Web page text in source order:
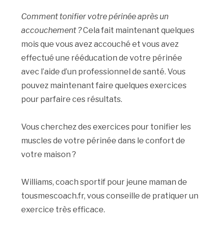
Comment tonifier votre périnée après un
accouchement ?Cela fait maintenant quelques
mois que vous avez accouché et vous avez
effectué une rééducation de votre périnée
avec l’aide d’un professionnel de santé. Vous
pouvez maintenant faire quelques exercices
pour parfaire ces résultats.
Vous cherchez des exercices pour tonifier les
muscles de votre périnée dans le confort de
votre maison ?
Williams, coach sportif pour jeune maman de
tousmescoach.fr, vous conseille de pratiquer un
exercice très efficace.